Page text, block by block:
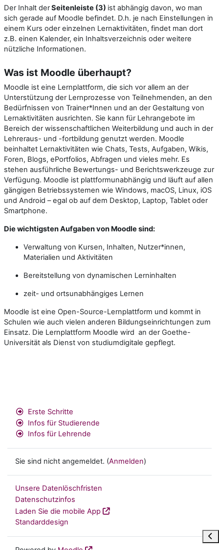
Der Inhalt derSeitenleiste (3) ist abhängig davon, wo man
sich gerade auf Moodle befindet. D.h. je nach Einstellungen in
einem Kurs oder einzelnen Lernaktivitäten, findet man dort
z.B. einen Kalender, ein Inhaltsverzeichnis oder weitere
nützliche Informationen.
Was ist Moodle überhaupt?
Moodle ist eine Lernplattform, die sich vor allem an der
Unterstützung der Lernprozesse von Teilnehmenden, an den
Bedürfnissen von Trainer*Innen und an der Gestaltung von
Lernaktivitäten ausrichten. Sie kann für Lehrangebote im
Bereich der wissenschaftlichen Weiterbildung und auch in der
Lehreraus- und -fortbildung genutzt werden. Moodle
beinhaltet Lernaktivitäten wie Chats, Tests, Aufgaben, Wikis,
Foren, Blogs, ePortfolios, Abfragen und vieles mehr. Es
stehen ausführliche Bewertungs- und Berichtswerkzeuge zur
Verfügung. Moodle ist plattformunabhängig und läuft auf allen
gängigen Betriebssystemen wie Windows, macOS, Linux, iOS
und Android – egal ob auf dem Desktop, Laptop, Tablet oder
Smartphone.
Die wichtigsten Aufgaben von Moodle sind:
Verwaltung von Kursen, Inhalten, Nutzer*innen,
Materialien und Aktivitäten
Bereitstellung von dynamischen Lerninhalten
zeit- und ortsunabhängiges Lernen
Moodle ist eine Open-Source-Lernplattform und kommt in
Schulen wie auch vielen anderen Bildungseinrichtungen zum
Einsatz. Die Lernplattform Moodle wird an der Goethe-
Universität als Dienst von studiumdigitale gepflegt.
Erste Schritte
Infos für Studierende
Infos für Lehrende
Sie sind nicht angemeldet. (Anmelden)
Unsere Datenlöschfristen
Datenschutzinfos
Laden Sie die mobile App
Standarddesign